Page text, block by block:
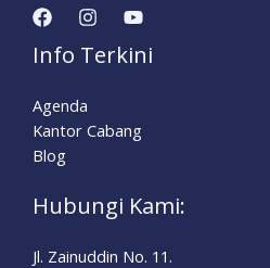
Info Terkini
Agenda
Kantor Cabang
Blog
Hubungi Kami:
Jl. Zainuddin No. 11.